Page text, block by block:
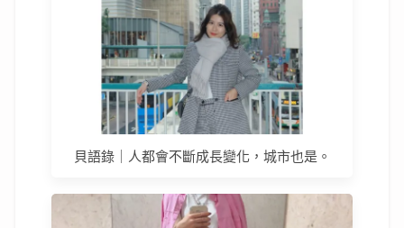
貝語錄｜人都會不斷成長變化，城市也是。